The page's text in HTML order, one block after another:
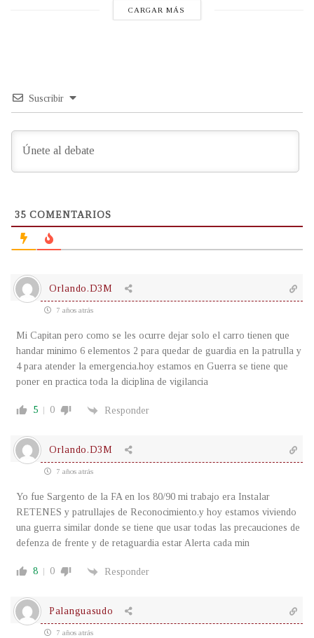
CARGAR MÁS
Suscribir
35 COMENTARIOS
Orlando.D3M
7 años atrás
Mi Capitan pero como se les ocurre dejar solo el carro tienen que
handar minimo 6 elementos 2 para quedar de guardia en la patrulla y
4 para atender la emergencia.hoy estamos en Guerra se tiene que
poner en practica toda la diciplina de vigilancia
5 0 Responder
Orlando.D3M
7 años atrás
Yo fue Sargento de la FA en los 80/90 mi trabajo era Instalar
RETENES y patrullajes de Reconocimiento.y hoy estamos viviendo
una guerra similar donde se tiene que usar todas las precauciones de
defenza de frente y de retaguardia estar Alerta cada min
8 0 Responder
Palanguasudo
7 años atrás